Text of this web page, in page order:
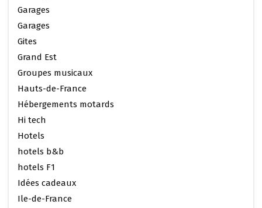
Garages
Garages
Gites
Grand Est
Groupes musicaux
Hauts-de-France
Hébergements motards
Hi tech
Hotels
hotels b&b
hotels F1
Idées cadeaux
Ile-de-France